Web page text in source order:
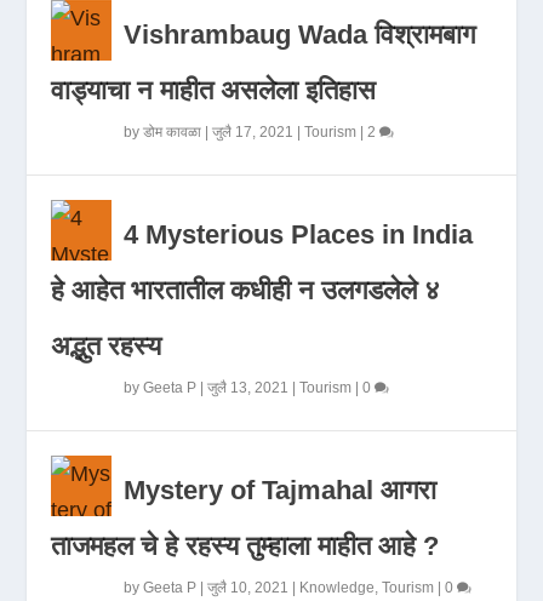
Vishrambaug Wada विश्रामबाग
वाड्याचा न माहीत असलेला इतिहास
byडोम कावळा |जुलै 17, 2021 |Tourism | 2
4 Mysterious Places in India
हे आहेत भारतातील कधीही न उलगडलेले ४
अद्भुत रहस्य
byGeeta P |जुलै 13, 2021 |Tourism |0
Mystery of Tajmahal आगरा
ताजमहल चे हे रहस्य तुम्हाला माहीत आहे ?
byGeeta P |जुलै 10, 2021 | Knowledge ,Tourism |0